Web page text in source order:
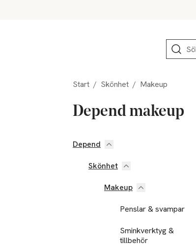
Sök
Start / Skönhet / Makeup
Depend makeup
Hoppa till produktsidan
Depend
Skönhet
Makeup
Penslar & svampar
Sminkverktyg &
tillbehör